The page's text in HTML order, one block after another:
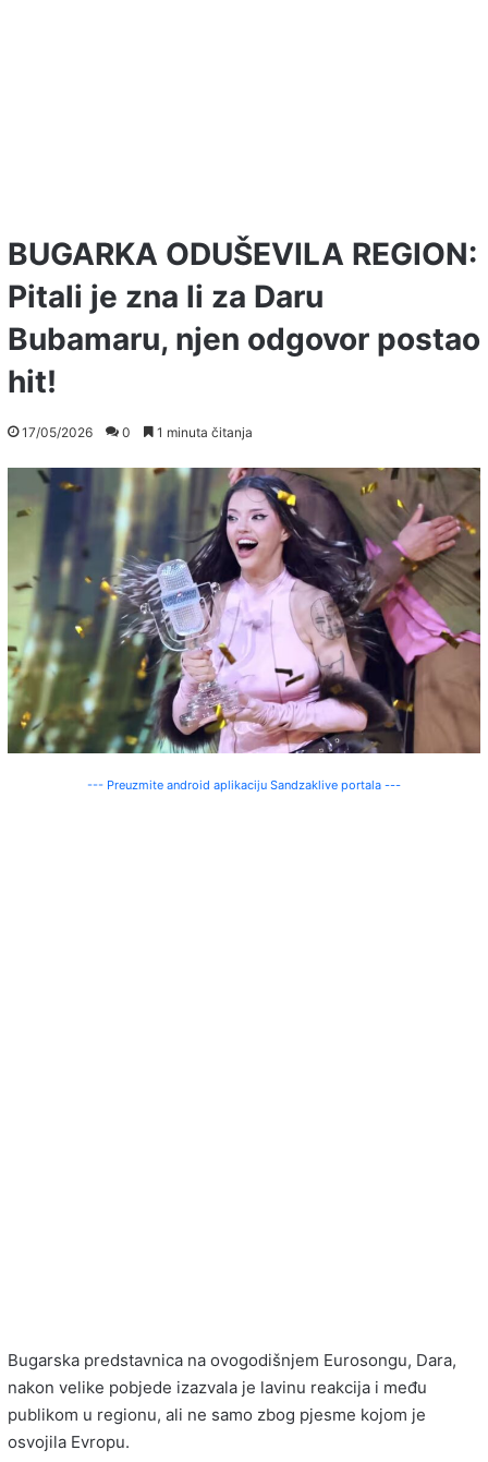
BUGARKA ODUŠEVILA REGION:
Pitali je zna li za Daru
Bubamaru, njen odgovor postao
hit!
17/05/2026 0 1 minuta čitanja
--- Preuzmite android aplikaciju Sandzaklive portala ---
Bugarska predstavnica na ovogodišnjem Eurosongu, Dara,
nakon velike pobjede izazvala je lavinu reakcija i među
publikom u regionu, ali ne samo zbog pjesme kojom je
osvojila Evropu.